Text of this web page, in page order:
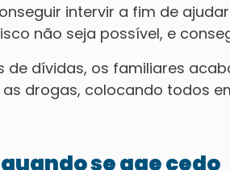
intervir a fim de
não seja possível, e
de dívidas, os familiares
drogas, colocando todos
se age cedo